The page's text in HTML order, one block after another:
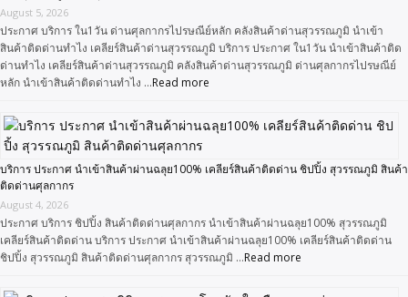
August 5, 2026
ประกาศ บริการ ใน1วัน ด่านศุลกากรไปรษณีย์หลัก คลังสินค้าด่านสุวรรณภูมิ นำเข้า
สินค้าติดด่านทำไง เคลียร์สินค้าด่านสุวรรณภูมิ บริการ ประกาศ ใน1วัน นำเข้าสินค้าติด
ด่านทำไง เคลียร์สินค้าด่านสุวรรณภูมิ คลังสินค้าด่านสุวรรณภูมิ ด่านศุลกากรไปรษณีย์
หลัก นำเข้าสินค้าติดด่านทำไง …Read more
บริการ ประกาศ นำเข้าสินค้าผ่านฉลุย100% เคลียร์สินค้าติดด่าน ชิปปิ้ง สุวรรณภูมิ สินค้า
ติดด่านศุลกากร
August 4, 2026
ประกาศ บริการ ชิปปิ้ง สินค้าติดด่านศุลกากร นำเข้าสินค้าผ่านฉลุย100% สุวรรณภูมิ
เคลียร์สินค้าติดด่าน บริการ ประกาศ นำเข้าสินค้าผ่านฉลุย100% เคลียร์สินค้าติดด่าน
ชิปปิ้ง สุวรรณภูมิ สินค้าติดด่านศุลกากร สุวรรณภูมิ …Read more